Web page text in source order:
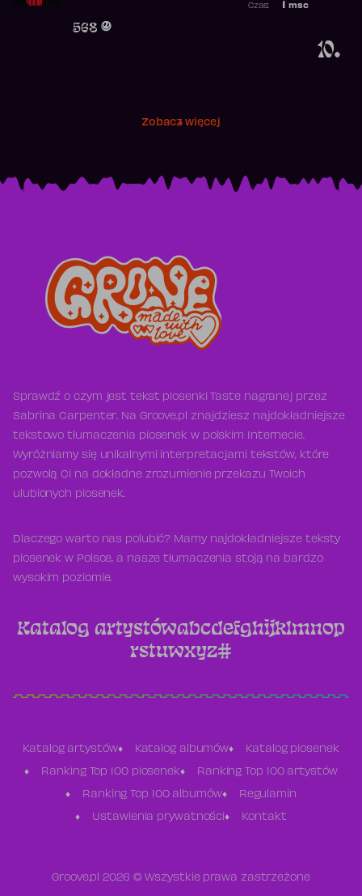
10.
568
msc
Czas:
Zobacz więcej
Sprawdź o czym jest tekst piosenki Taste nagranej przez
Sabrina Carpenter. Na Groove.pl znajdziesz najdokładniejsze
tekstowo tłumaczenia piosenek w polskim Internecie.
Wyróżniamy się unikalnymi interpretacjami tekstów, które
pozwolą Ci na dokładne zrozumienie przekazu Twoich
ulubionych piosenek.
Dlaczego warto nas polubić? Mamy najdokładniejsze teksty
piosenek w Polsce, a nasze tłumaczenia stoją na bardzo
wysokim poziomie.
Katalog artystówabcdefghijklmnop
rstuwxyz#
Katalog artystów Katalog albumów Katalog piosenek
Ranking Top 100 piosenek Ranking Top 100 artystów
Ranking Top 100 albumów Regulamin
Ustawienia prywatności Kontakt
Groove.pl 2026 © Wszystkie prawa zastrzeżone